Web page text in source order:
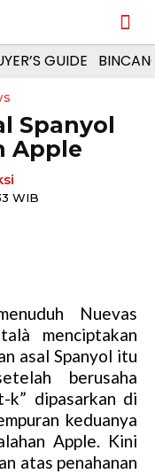
GUIDE
Spanyol
Apple
WIB
Nuevas
menciptakan
asal Spanyol itu
berusaha
k” dipasarkan di
keduanya
Apple. Kini
atas penahanan